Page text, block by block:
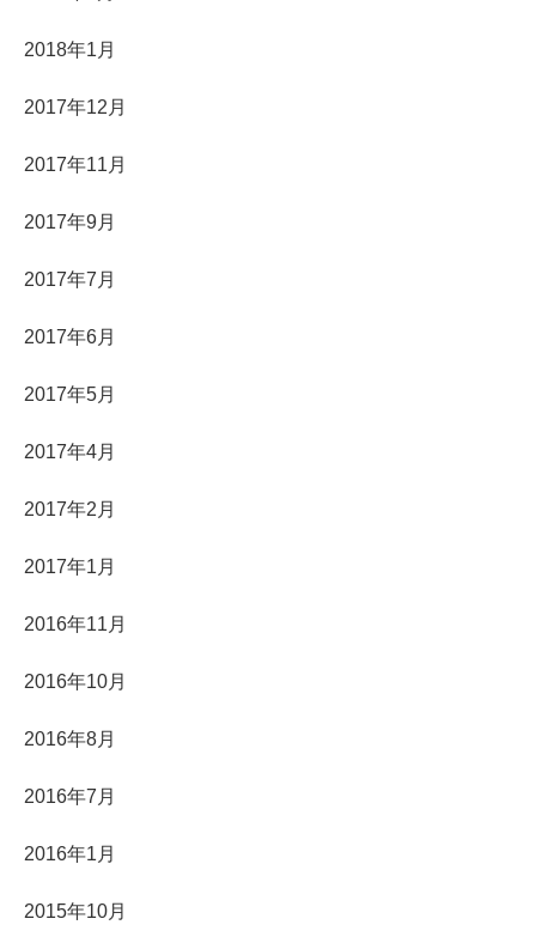
2018年1月
2017年12月
2017年11月
2017年9月
2017年7月
2017年6月
2017年5月
2017年4月
2017年2月
2017年1月
2016年11月
2016年10月
2016年8月
2016年7月
2016年1月
2015年10月